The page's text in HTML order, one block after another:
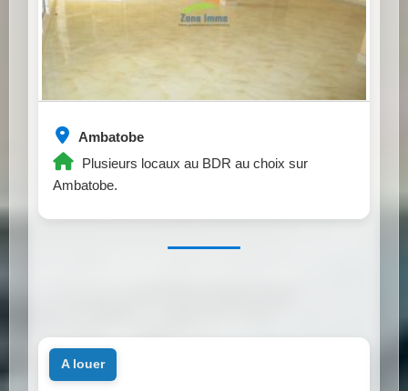
Ambatobe
Plusieurs locaux au BDR au choix sur
Ambatobe.
a louer